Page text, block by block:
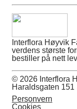
Interflora Høyvik
verdens største
bestiller på nett
© 2026 Interflora
Haraldsgaten
Personvern
Cookies